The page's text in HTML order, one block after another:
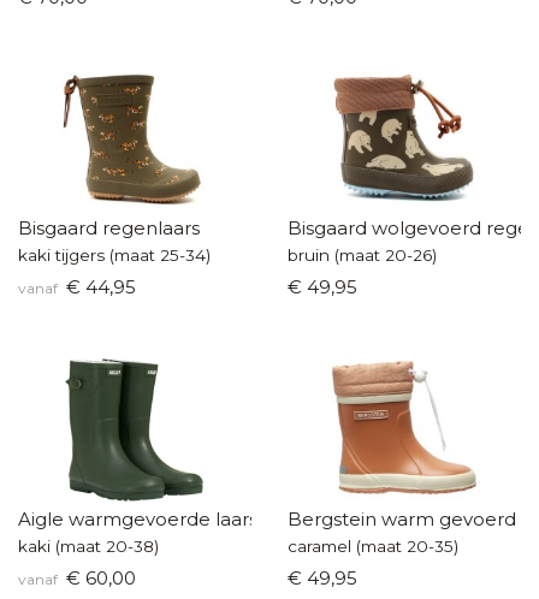
Bisgaard regenlaars
kaki tijgers (maat 25-34)
vanaf € 44,95
Bisgaard wolgevoerd
bruin (maat 20-26)
€ 49,95
Aigle warmgevoerde laars
kaki (maat 20-38)
vanaf € 60,00
Bergstein warm gevoerd
caramel (maat 20-35)
€ 49,95